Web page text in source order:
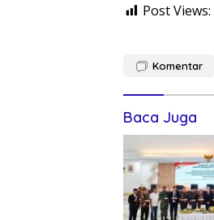
Post Views:
Komentar
Baca Juga